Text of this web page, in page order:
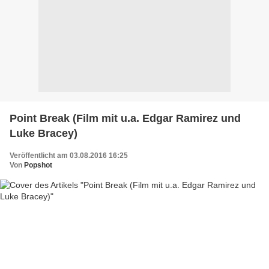
Point Break (Film mit u.a. Edgar Ramirez und
Luke Bracey)
Veröffentlicht am 03.08.2016 16:25
Von Popshot